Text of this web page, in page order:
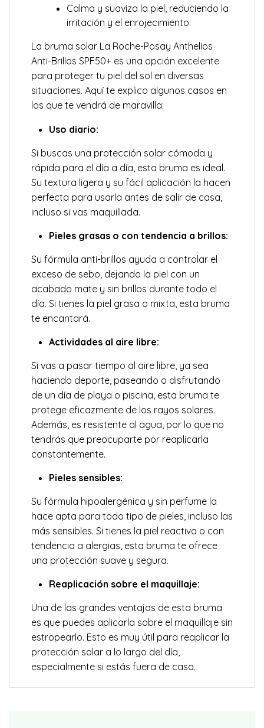
Calma y suaviza la piel, reduciendo la
irritación y el enrojecimiento.
La bruma solar La Roche-Posay Anthelios
Anti-Brillos SPF50+ es una opción excelente
para proteger tu piel del sol en diversas
situaciones. Aquí te explico algunos casos en
los que te vendrá de maravilla:
Uso diario:
Si buscas una protección solar cómoda y
rápida para el día a día, esta bruma es ideal.
Su textura ligera y su fácil aplicación la hacen
perfecta para usarla antes de salir de casa,
incluso si vas maquillada.
Pieles grasas o con tendencia a brillos:
Su fórmula anti-brillos ayuda a controlar el
exceso de sebo, dejando la piel con un
acabado mate y sin brillos durante todo el
día. Si tienes la piel grasa o mixta, esta bruma
te encantará.
Actividades al aire libre:
Si vas a pasar tiempo al aire libre, ya sea
haciendo deporte, paseando o disfrutando
de un día de playa o piscina, esta bruma te
protege eficazmente de los rayos solares.
Además, es resistente al agua, por lo que no
tendrás que preocuparte por reaplicarla
constantemente.
Pieles sensibles:
Su fórmula hipoalergénica y sin perfume la
hace apta para todo tipo de pieles, incluso las
más sensibles. Si tienes la piel reactiva o con
tendencia a alergias, esta bruma te ofrece
una protección suave y segura.
Reaplicación sobre el maquillaje:
Una de las grandes ventajas de esta bruma
es que puedes aplicarla sobre el maquillaje sin
estropearlo. Esto es muy útil para reaplicar la
protección solar a lo largo del día,
especialmente si estás fuera de casa.